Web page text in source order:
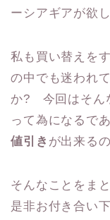
ーシアギアが欲
私も買い替えを
の中でも迷われ
か? 今回はそん
って為になるであ
値引き が出来る
そんなことをま
是非お付き合い